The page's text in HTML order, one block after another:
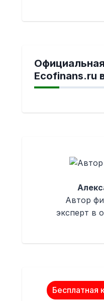
Ecofinans.ru
Автор
эксперт в
Бесплатная